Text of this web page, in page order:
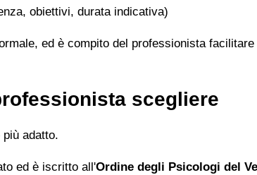
obiettivi, durata indicativa)
ed è compito del professionista
scegliere
adatto.
ed è iscritto all'Ordine degli Psicologi del